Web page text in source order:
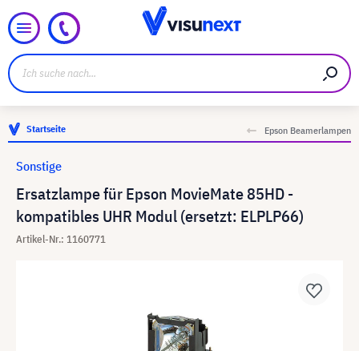
Startseite Epson Beamerlampen
Ersatzlampe für Epson MovieMate 85HD -
kompatibles UHR Modul (ersetzt: ELPLP66)
Artikel-Nr.: 1160771
Sonstige